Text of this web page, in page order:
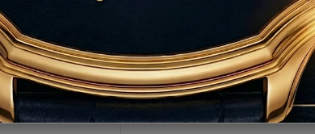
HIZLI TESLİMAT | 24 SAATTE TESLİM !
İletişim: 0850 302 27 48